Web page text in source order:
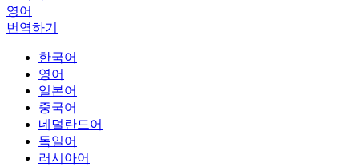
영어
번역하기
한국어
영어
일본어
중국어
네덜란드어
독일어
러시아어